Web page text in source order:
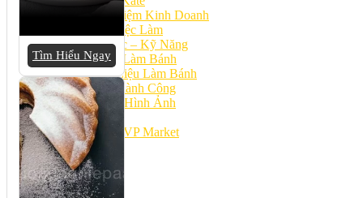
Kinh Nghiệm Kinh Doanh
Cơ Hội Việc Làm
Kiến Thức – Kỹ Năng
Dụng Cụ Làm Bánh
Nguyên Liệu Làm Bánh
Gương Thành Công
Thư Viện Hình Ảnh
Hỏi Đáp
Siêu thị ĐVP Market
Việc Làm
Tìm Hiểu Ngay